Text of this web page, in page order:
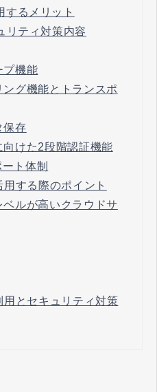
するメリット
リティ対策内容
プ機能
ング機能とトランスポ
保存
けた2段階認証機能
ト体制
する際のポイント
ルが高いクラウドサ
用とセキュリティ対策